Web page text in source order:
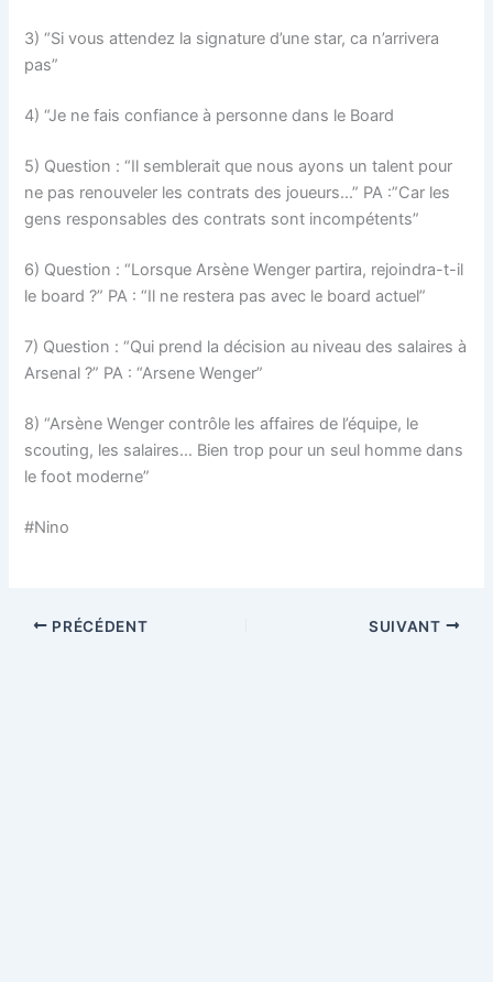
3) “Si vous attendez la signature d’une star, ca n’arrivera
pas”
4) “Je ne fais confiance à personne dans le Board
5) Question : “Il semblerait que nous ayons un talent pour
ne pas renouveler les contrats des joueurs…” PA :”Car les
gens responsables des contrats sont incompétents”
6) Question : “Lorsque Arsène Wenger partira, rejoindra-t-il
le board ?” PA : “Il ne restera pas avec le board actuel”
7) Question : “Qui prend la décision au niveau des salaires à
Arsenal ?” PA : “Arsene Wenger”
8) “Arsène Wenger contrôle les affaires de l’équipe, le
scouting, les salaires… Bien trop pour un seul homme dans
le foot moderne”
#Nino
PRÉCÉDENT SUIVANT